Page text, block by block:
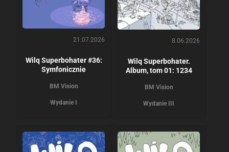
21.07.2026
Wilq Superbohater #36:
Symfonicznie
BM Vision
Wydanie I
8.06.2026
Wilq Superbohater.
Album, tom 01: 1234
BM Vision
Wydanie III